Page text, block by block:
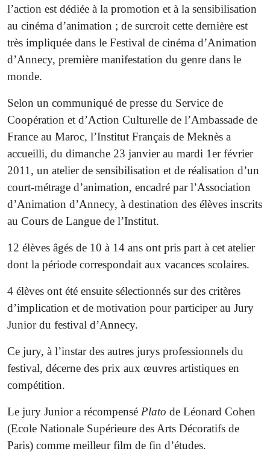
l’action est dédiée à la promotion et à la sensibilisation
au cinéma d’animation ; de surcroit cette dernière est
très impliquée dans le Festival de cinéma d’Animation
d’Annecy, première manifestation du genre dans le
monde.
Selon un communiqué de presse du Service de
Coopération et d’Action Culturelle de l’Ambassade de
France au Maroc, l’Institut Français de Meknès a
accueilli, du dimanche 23 janvier au mardi 1er février
2011, un atelier de sensibilisation et de réalisation d’un
court-métrage d’animation, encadré par l’Association
d’Animation d’Annecy, à destination des élèves inscrits
au Cours de Langue de l’Institut.
12 élèves âgés de 10 à 14 ans ont pris part à cet atelier
dont la période correspondait aux vacances scolaires.
4 élèves ont été ensuite sélectionnés sur des critères
d’implication et de motivation pour participer au Jury
Junior du festival d’Annecy.
Ce jury, à l’instar des autres jurys professionnels du
festival, décerne des prix aux œuvres artistiques en
compétition.
Le jury Junior a récompensé Plato de Léonard Cohen
(Ecole Nationale Supérieure des Arts Décoratifs de
Paris) comme meilleur film de fin d’études.